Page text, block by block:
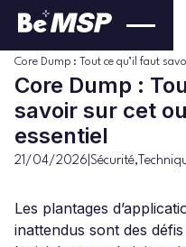
Core Dump : Tout ce qu’il faut
Core Dump :
savoir sur cet
essentiel
21/04/2026 Sécurité,
Les plantages
inattendus sont des